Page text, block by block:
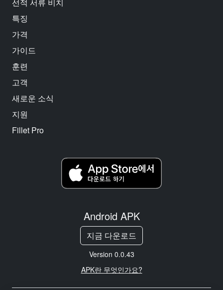
특징
가격
가이드
훈련
고객
새로운 소식
지원
Fillet Pro
Android APK
지금 다운로드
Version 0.0.43
APK란 무엇인가요?